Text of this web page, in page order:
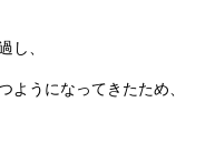
し、
ようになってきたため、